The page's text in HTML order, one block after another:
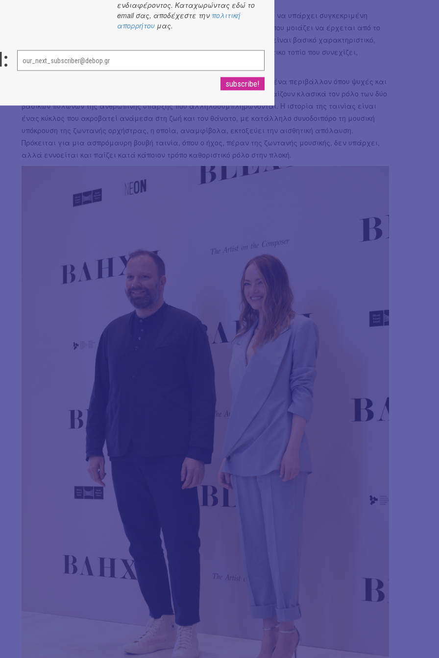
Ο χρόνος καταρρίπτεται, αφού υπάρχουν παραδοσιακά στοιχεία, χωρίς να υπάρχει συγκεκριμένη
εποχή. Ένα αυτοκίνητο είναι το μόνο, ωστόσο, χαρακτηριστικό στοιχείο, που μοιάζει να έρχεται από το
παρόν. Μέσα σε όλα αυτά, η αλληλεπίδραση του ανθρώπου με τα ζώα είναι βασικό χαρακτηριστικό,
που διεγείρει τις αισθήσεις μέσα στο άγονο αλλά ολοζώντανο κυκλαδίτικο τοπίο που συνεχίζει,
φυσικά να υπάρχει παρά τις απώλειες και τις μεταβολές.
Το έργο πραγματεύεται τόσο τη μοναξιά όσο και τη συντροφικότητα σε ένα περιβάλλον όπου ψυχές και
σώματα ζουν, πεθαίνουν και ανασταίνονται. Ο έρωτας και ο θάνατος παίζουν κλασικά τον ρόλο των δύο
βασικών πυλώνων της ανθρώπινης ύπαρξης που αλληλοσυμπληρώνονται. Η ιστορία της ταινίας είναι
ένας κύκλος που ακροβατεί ανάμεσα στη ζωή και τον θάνατο, με κατάλληλο συνοδοιπόρο τη μουσική
υπόκρουση της ζωντανής ορχήστρας, η οποία, αναμφίβολα, εκτοξεύει την αισθητική απόλαυση.
Πρόκειται για μια ασπρόμαυρη βουβή ταινία, όπου ο ήχος, πέραν της ζωντανής μουσικής, δεν υπάρχει,
αλλά εννοείται και παίζει κατά κάποιον τρόπο καθοριστικό ρόλο στην πλοκή.
ενδιαφέροντος. Καταχωρώντας εδώ το
email σας, αποδέχεστε την πολιτική
απορρήτου μας.